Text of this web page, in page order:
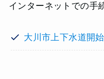
インターネットでの手
大川市上下水道開